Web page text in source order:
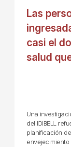
Las
casi el
salud
Una
del IDIBELL
planificación